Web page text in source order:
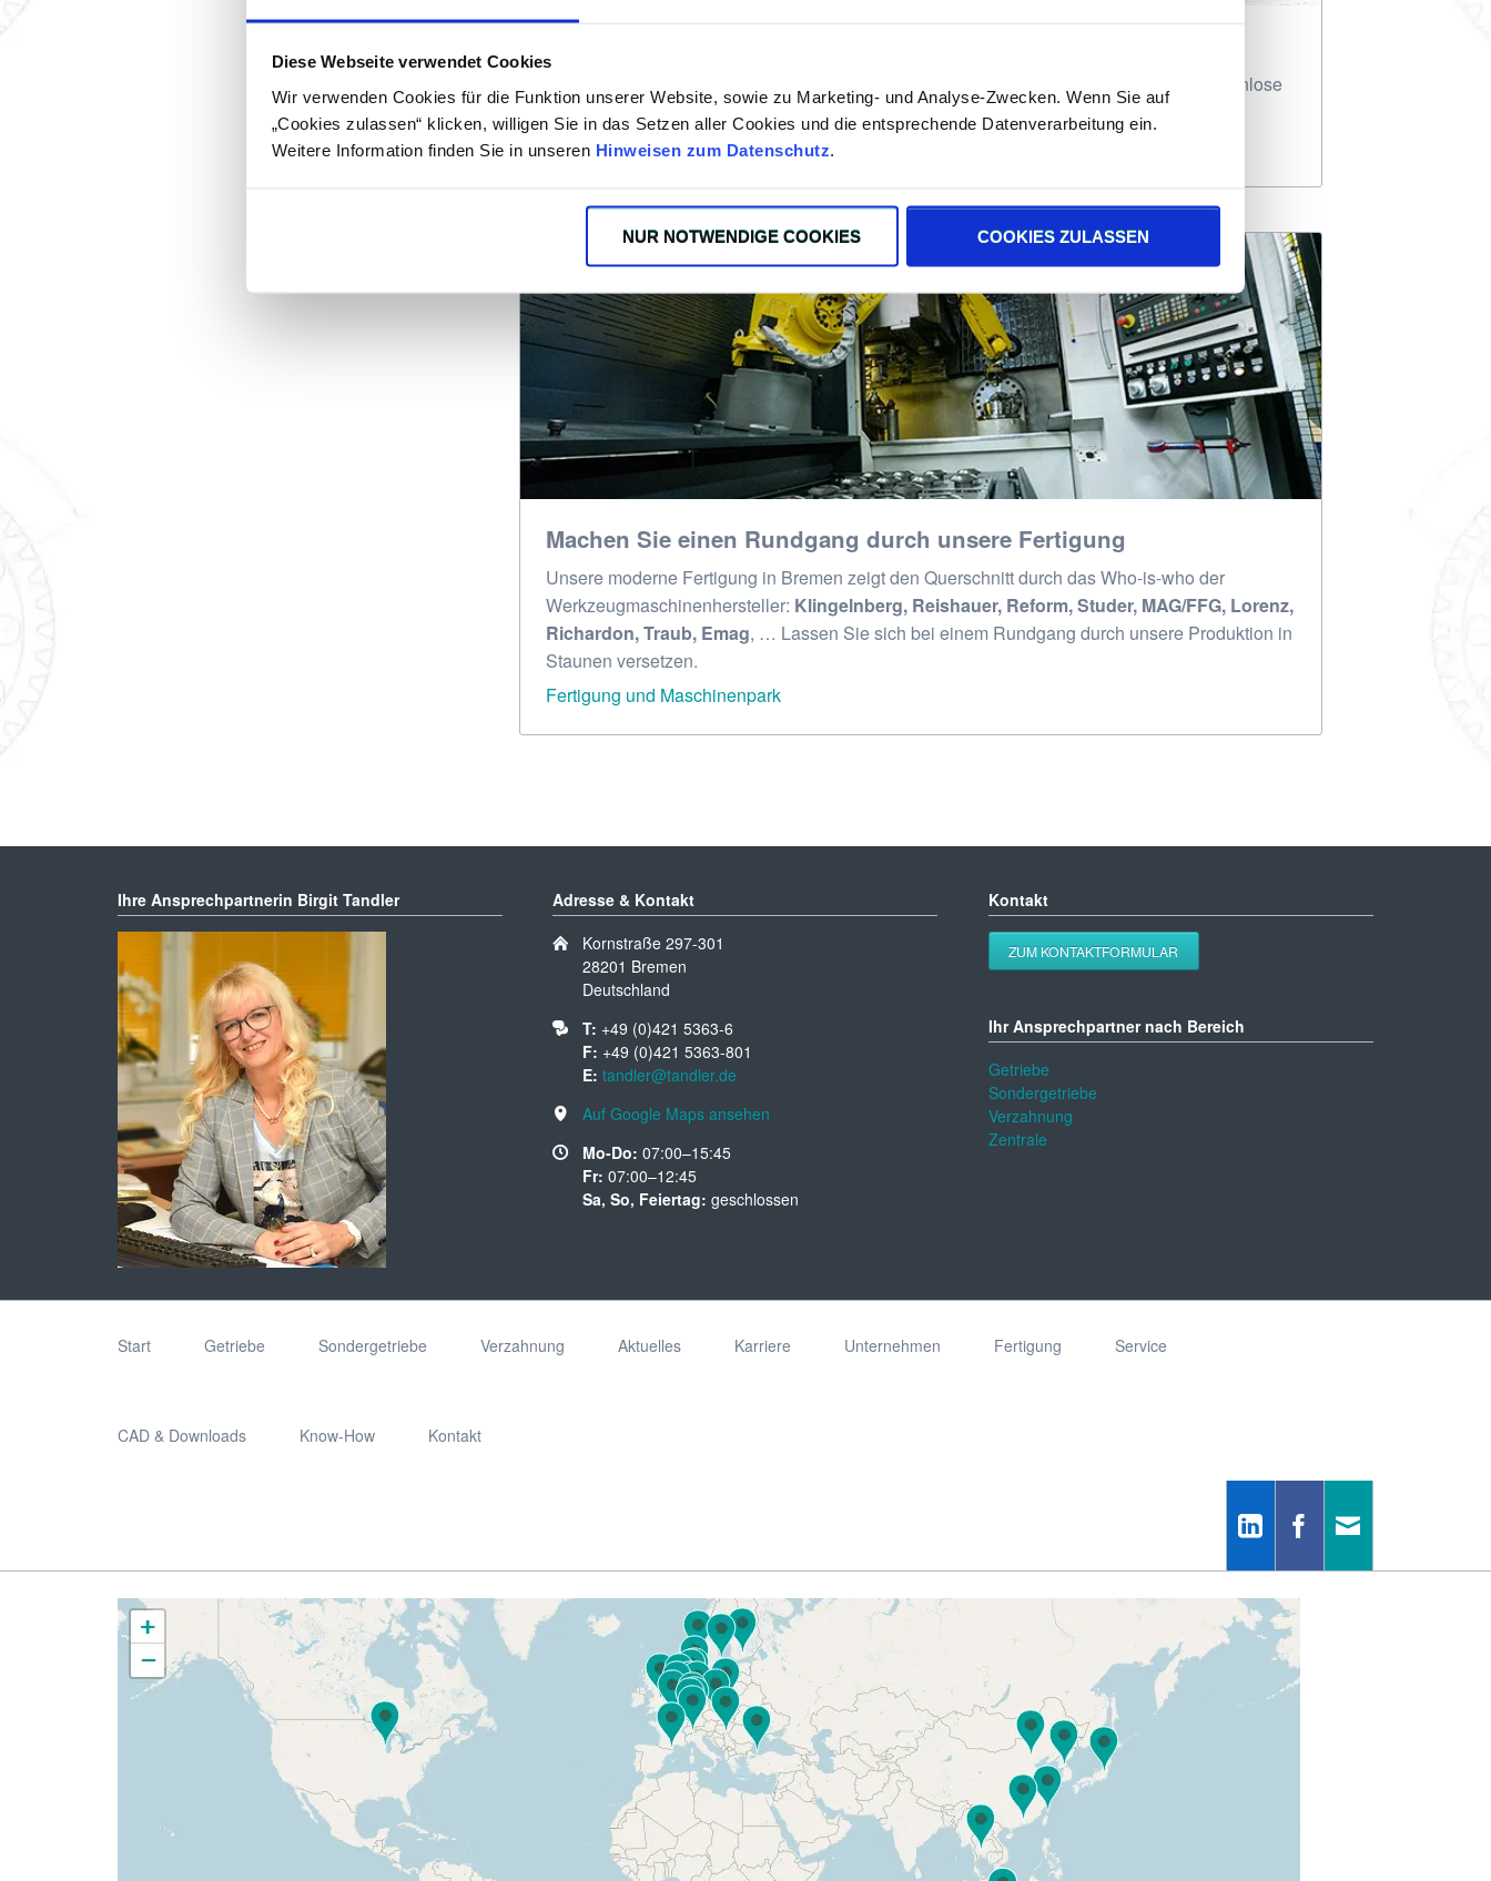
Diese Webseite verwendet Cookies
Wir verwenden Cookies für die Funktion unserer Website, sowie zu Marketing- und Analyse-Zwecken. Wenn Sie auf
„Cookies zulassen“ klicken, willigen Sie in das Setzen aller Cookies und die entsprechende Datenverarbeitung ein.
Weitere Information finden Sie in unseren Hinweisen zum Datenschutz.
NUR NOTWENDIGE COOKIES COOKIES ZULASSEN
Sie haben Fragen zu unseren Produkten und Leistungen und wünschen dazu eine kostenlose
Beratung für Ihre individuelle Aufgabenstellung?
Kostenlose Beratung
Machen Sie einen Rundgang durch unsere Fertigung
Unsere moderne Fertigung in Bremen zeigt den Querschnitt durch das Who-is-who der
Werkzeugmaschinenhersteller: Klingelnberg, Reishauer, Reform, Studer, MAG/FFG, Lorenz,
Richardon, Traub, Emag, … Lassen Sie sich bei einem Rundgang durch unsere Produktion in
Staunen versetzen.
Fertigung und Maschinenpark
Ihre Ansprechpartnerin Birgit Tandler
Adresse & Kontakt
Kornstraße 297-301
28201 Bremen
Deutschland
T: +49 (0)421 5363-6
F: +49 (0)421 5363-801
E: tandler@tandler.de
Auf Google Maps ansehen
Mo-Do: 07:00–15:45
Fr: 07:00–12:45
Sa, So, Feiertag: geschlossen
Kontakt
ZUM KONTAKTFORMULAR
Ihr Ansprechpartner nach Bereich
Getriebe
Sondergetriebe
Verzahnung
Zentrale
überspringen
Start Getriebe Sondergetriebe Verzahnung Aktuelles Karriere Unternehmen Fertigung Service
CAD & Downloads Know-How Kontakt